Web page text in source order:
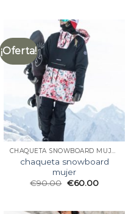
¡Oferta!
CHAQUETA SNOWBOARD MUJER
chaqueta snowboard
mujer
€90.00 €60.00